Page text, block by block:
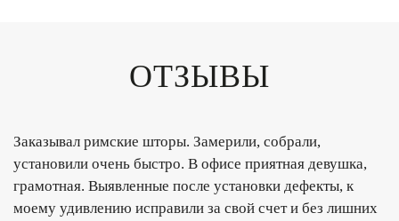
ОТЗЫВЫ
Заказывал римские шторы. Замерили, собрали,
установили очень быстро. В офисе приятная девушка,
грамотная. Выявленные после установки дефекты, к
моему удивлению исправили за свой счет и без лишних